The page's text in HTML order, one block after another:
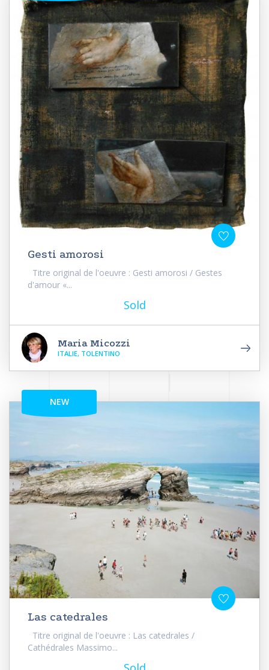
Gesti amorosi
Titre original de l'oeuvre : Gesti amorosi / Gestes
d'amour «...
Sold
Maria Micozzi
ITALIE, TOLENTINO
NEW
Las catedrales
Titre original de l'oeuvre : Las catedrales /
Cathédrales Massimo...